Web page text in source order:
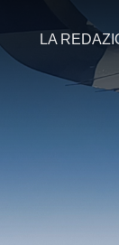
LA